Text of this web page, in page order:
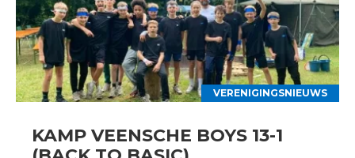
VERENIGINGSNIEUWS
KAMP VEENSCHE BOYS 13-1